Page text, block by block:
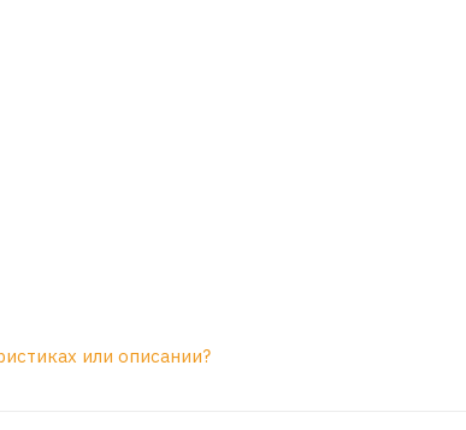
или описании?